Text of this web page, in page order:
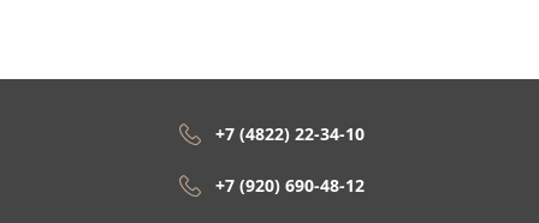
+7 (4822) 22-34-10
+7 (920) 690-48-12